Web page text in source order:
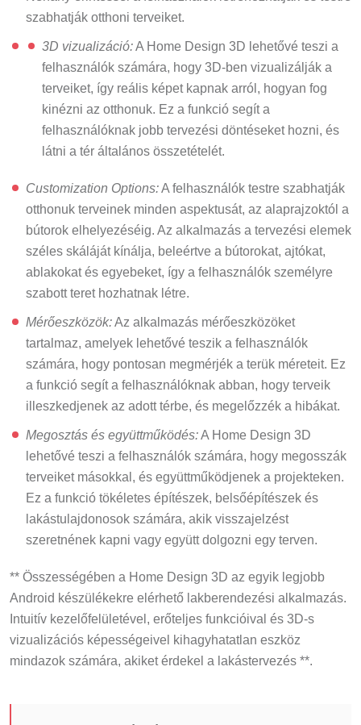
szabhatják otthoni terveiket.
3D vizualizáció:A Home Design 3D lehetővé teszi a
felhasználók számára, hogy 3D-ben vizualizálják a
terveiket, így reális képet kapnak arról, hogyan fog
kinézni az otthonuk. Ez a funkció segít a
felhasználóknak jobb tervezési döntéseket hozni, és
látni a tér általános összetételét.
Customization Options:A felhasználók testre szabhatják
otthonuk terveinek minden aspektusát, az alaprajzoktól a
bútorok elhelyezéséig. Az alkalmazás a tervezési elemek
széles skáláját kínálja, beleértve a bútorokat, ajtókat,
ablakokat és egyebeket, így a felhasználók személyre
szabott teret hozhatnak létre.
Mérőeszközök:Az alkalmazás mérőeszközöket
tartalmaz, amelyek lehetővé teszik a felhasználók
számára, hogy pontosan megmérjék a terük méreteit. Ez
a funkció segít a felhasználóknak abban, hogy terveik
illeszkedjenek az adott térbe, és megelőzzék a hibákat.
Megosztás és együttműködés:A Home Design 3D
lehetővé teszi a felhasználók számára, hogy megosszák
terveiket másokkal, és együttműködjenek a projekteken.
Ez a funkció tökéletes építészek, belsőépítészek és
lakástulajdonosok számára, akik visszajelzést
szeretnének kapni vagy együtt dolgozni egy terven.
** Összességében a Home Design 3D az egyik legjobb
Android készülékekre elérhető lakberendezési alkalmazás.
Intuitív kezelőfelületével, erőteljes funkcióival és 3D-s
vizualizációs képességeivel kihagyhatatlan eszköz
mindazok számára, akiket érdekel a lakástervezés **.